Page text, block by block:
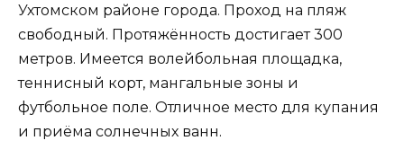
Ухтомском районе города. Проход на пляж
свободный. Протяжённость достигает 300
метров. Имеется волейбольная площадка,
теннисный корт, мангальные зоны и
футбольное поле. Отличное место для купания
и приёма солнечных ванн.